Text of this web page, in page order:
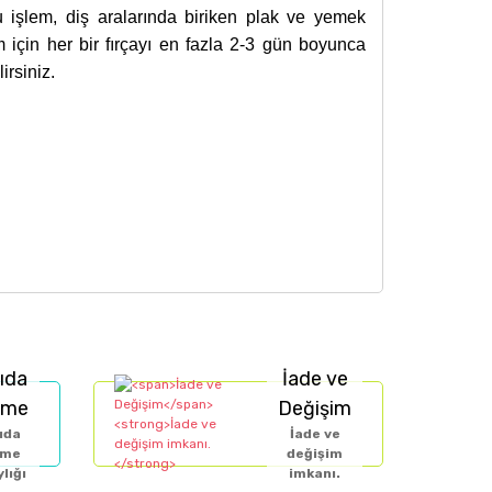
işlem, diş aralarında biriken plak ve yemek
için her bir fırçayı en fazla 2-3 gün boyunca
İLAÇ DEĞİLDİR, hastalıkların önlenmesi ya da
edilmiştir venormal beslenmenin yerine
İade ve
Değişim
İade ve
değişim
imkanı.